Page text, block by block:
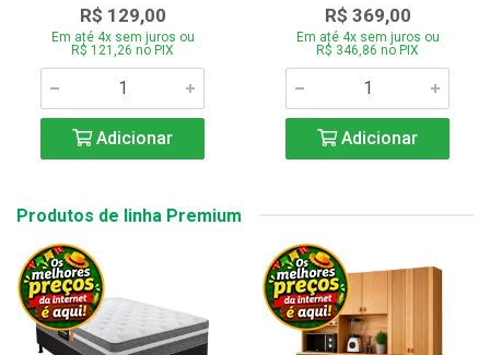
R$ 129,00
Em até 4x sem juros ou
R$ 121,26 no PIX
Adicionar
R$ 369,00
Em até 4x sem juros ou
R$ 346,86 no PIX
Adicionar
Produtos de linha Premium